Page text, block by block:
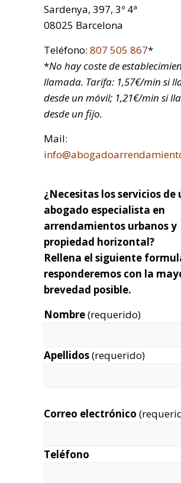
Sardenya, 397, 3º 4ª
08025 Barcelona
Teléfono: 807 505 867*
*No hay coste de
llamada. Tarifa: 1,57€/min si
desde un móvil; 1,21€/min si
desde un fijo.
Mail:
¿Necesitas los servicios de
abogado especialista en
arrendamientos urbanos y
propiedad horizontal?
Rellena el siguiente
responderemos con la
brevedad posible.
Nombre(requerido)
Apellidos(requerido)
Correo electrónico
Teléfono